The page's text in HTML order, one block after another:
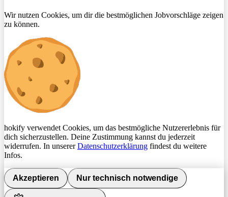
Wir nutzen Cookies, um dir die bestmöglichen Jobvorschläge zeigen
zu können.
hokify verwendet Cookies, um das bestmögliche Nutzererlebnis für
dich sicherzustellen. Deine Zustimmung kannst du jederzeit
widerrufen. In unsererDatenschutzerklärung findest du weitere
Infos.
Akzeptieren Nur technisch notwendige